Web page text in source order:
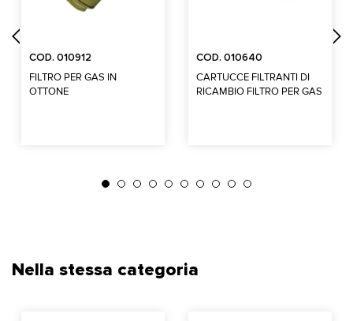
COD. 010912
FILTRO PER GAS IN
OTTONE
COD. 010640
CARTUCCE FILTRANTI DI
RICAMBIO FILTRO PER GAS
Nella stessa categoria